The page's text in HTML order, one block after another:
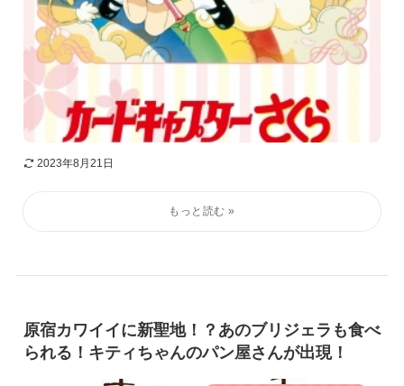
2023年8月21日
原宿カワイイに新聖地！？あのブリジェラも食べ
られる！キティちゃんのパン屋さんが出現！